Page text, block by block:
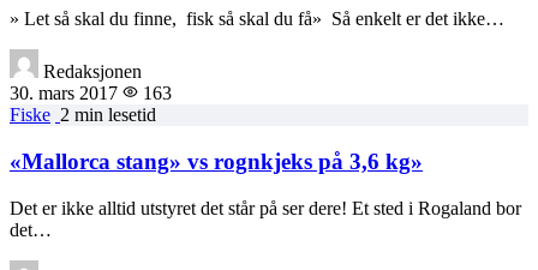
» Let så skal du finne, fisk så skal du få» Så enkelt er det ikke…
Redaksjonen
30. mars 2017
163
Fiske 2 min lesetid
«Mallorca stang» vs rognkjeks på 3,6 kg»
Det er ikke alltid utstyret det står på ser dere! Et sted i Rogaland bor
det…